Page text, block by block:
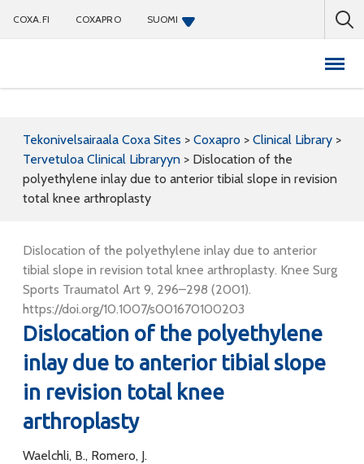
COXA.FI COXAPRO SUOMI
Tekonivelsairaala Coxa Sites > Coxapro > Clinical Library >
Tervetuloa Clinical Libraryyn > Dislocation of the
polyethylene inlay due to anterior tibial slope in revision
total knee arthroplasty
Dislocation of the polyethylene inlay due to anterior
tibial slope in revision total knee arthroplasty. Knee Surg
Sports Traumatol Art 9, 296–298 (2001).
https://doi.org/10.1007/s001670100203
Dislocation of the polyethylene
inlay due to anterior tibial slope
in revision total knee
arthroplasty
Waelchli, B., Romero, J.